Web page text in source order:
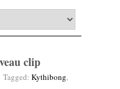
clip
Tagged: Kythibong,